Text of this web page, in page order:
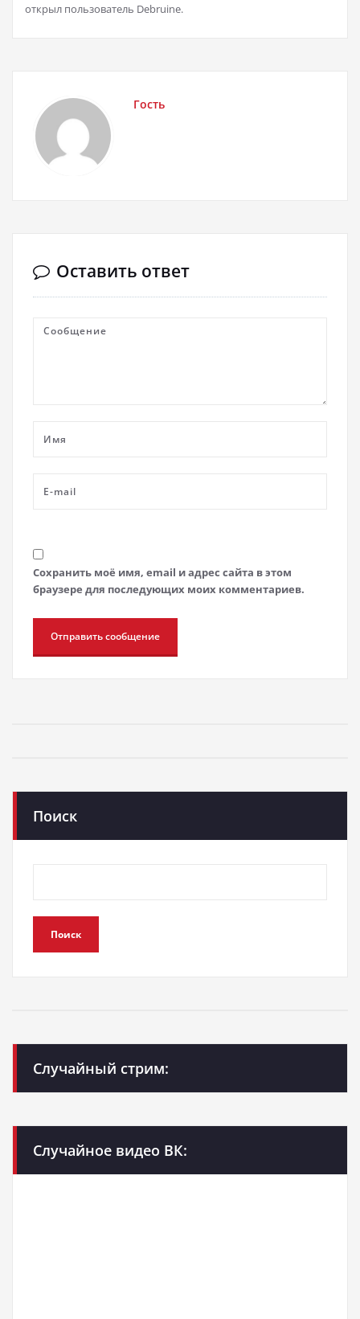
открыл пользователь Debruine.
Гость
Оставить ответ
Сохранить моё имя, email и адрес сайта в этом
браузере для последующих моих комментариев.
Поиск
Поиск
Случайный стрим:
Случайное видео ВК: